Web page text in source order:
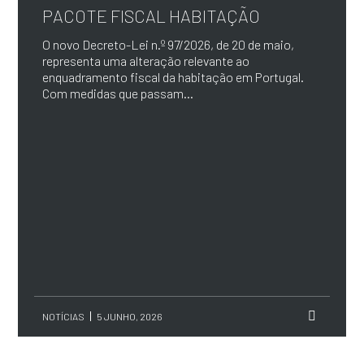
PACOTE FISCAL HABITAÇÃO
O novo Decreto-Lei n.º 97/2026, de 20 de maio,
representa uma alteração relevante ao
enquadramento fiscal da habitação em Portugal.
Com medidas que passam...
NOTÍCIAS 5 JUNHO, 2026